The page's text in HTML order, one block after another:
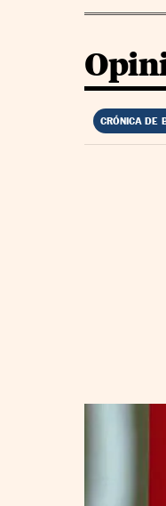
CRÓNICA DE